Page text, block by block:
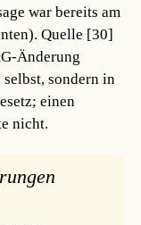
war bereits am
Quelle [30]
Änderung
sondern in
einen
nicht.